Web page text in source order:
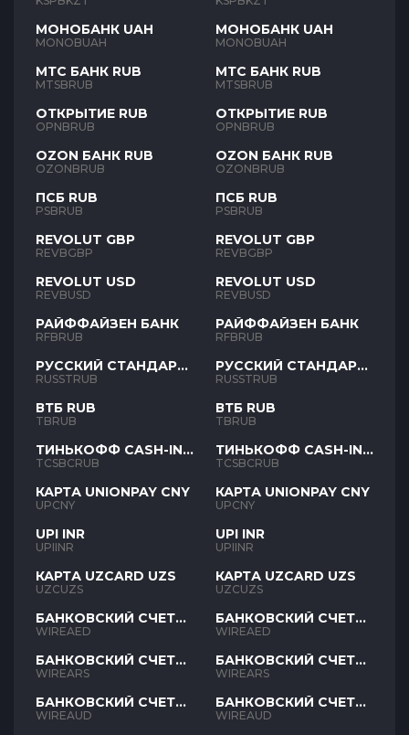
МОНОБАНК UAH
MONOBUAH
МТС БАНК RUB
MTSBRUB
ОТКРЫТИЕ RUB
OPNBRUB
OZON БАНК RUB
OZONBRUB
ПСБ RUB
PSBRUB
REVOLUT GBP
REVBGBP
REVOLUT USD
REVBUSD
РАЙФФАЙЗЕН БАНК
RFBRUB
РУССКИЙ СТАНДАРТ
RUB
RUSSTRUB
ВТБ RUB
TBRUB
ТИНЬКОФФ CASH-IN
RUB
TCSBCRUB
КАРТА UNIONPAY CNY
UPCNY
UPI INR
UPIINR
КАРТА UZCARD UZS
UZCUZS
БАНКОВСКИЙ СЧЕТ
AED
WIREAED
БАНКОВСКИЙ СЧЕТ
ARS
WIREARS
БАНКОВСКИЙ СЧЕТ
AUD
WIREAUD
МОНОБАНК UAH
MONOBUAH
МТС БАНК RUB
MTSBRUB
ОТКРЫТИЕ RUB
OPNBRUB
OZON БАНК RUB
OZONBRUB
ПСБ RUB
PSBRUB
REVOLUT GBP
REVBGBP
REVOLUT USD
REVBUSD
РАЙФФАЙЗЕН БАНК
RFBRUB
РУССКИЙ СТАНДАРТ
RUB
RUSSTRUB
ВТБ RUB
TBRUB
ТИНЬКОФФ CASH-IN
RUB
TCSBCRUB
КАРТА UNIONPAY CNY
UPCNY
UPI INR
UPIINR
КАРТА UZCARD UZS
UZCUZS
БАНКОВСКИЙ СЧЕТ
AED
WIREAED
БАНКОВСКИЙ СЧЕТ
ARS
WIREARS
БАНКОВСКИЙ СЧЕТ
AUD
WIREAUD